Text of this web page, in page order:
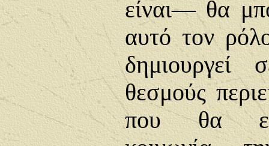
είναι— θα
αυτό τον
δημιουργεί
θεσμούς
που θα